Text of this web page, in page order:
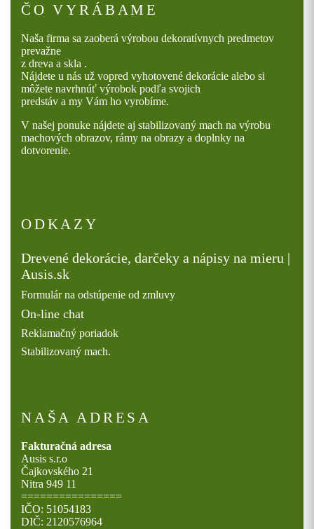
ČO VYRÁBAME
Naša firma sa zaoberá výrobou dekoratívnych predmetov
prevažne
z dreva a skla .
Nájdete u nás už vopred vyhotovené dekorácie alebo si
môžete navrhnúť výrobok podľa svojich
predstáv a my Vám ho vyrobíme.
V našej ponuke nájdete aj stabilizovaný mach na výrobu
machových obrazov, rámy na obrazy a doplnky na
dotvorenie.
ODKAZY
Drevené dekorácie, darčeky a nápisy na mieru |
Ausis.sk
Formulár na odstúpenie od zmluvy
On-line chat
Reklamačný poriadok
Stabilizovaný mach.
NAŠA ADRESA
Fakturačná adresa
Ausis s.r.o
Čajkovského 21
Nitra 949 11
================
IČO: 51054183
DIČ: 2120576964